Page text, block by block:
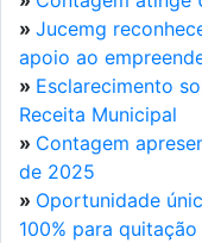
» Jucemg
apoio ao
» Esclarecimento
Receita Municipal
» Contagem
de 2025
» Oportunidade
100% para